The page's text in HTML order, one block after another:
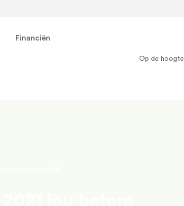
Financiën
Op de hoogte